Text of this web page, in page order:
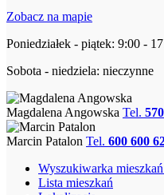
Zobacz na mapie
Poniedziałek - piątek: 9:00 -
Sobota - niedziela: nieczynne
Magdalena Angowska Tel.
Marcin Patalon Tel. 600 600
Wyszukiwarka
Lista mieszkań